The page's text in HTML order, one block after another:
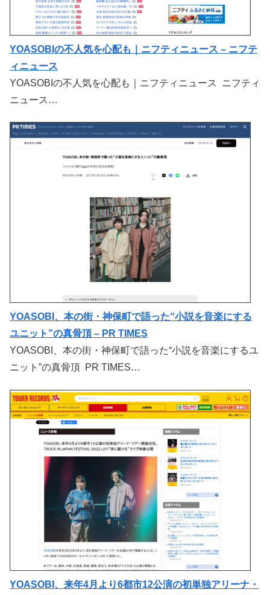
YOASOBIの不人気を心配も｜ニフティニュース – ニフテ
ィニュース
YOASOBIの不人気を心配も｜ニフティニュース ニフティ
ニュース…
YOASOBI、本の街・神保町で語った“小説を音楽にする
ユニット”の真骨頂 – PR TIMES
YOASOBI、本の街・神保町で語った“小説を音楽にするユ
ニット”の真骨頂 PR TIMES…
YOASOBI、来年4月より6都市12公演の初単独アリーナ・